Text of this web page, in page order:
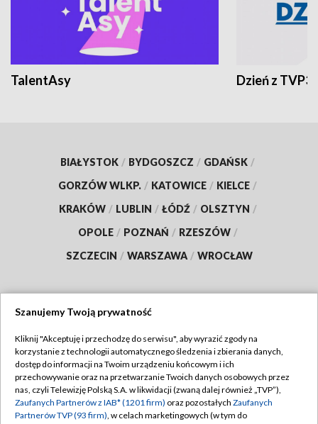
TalentAsy Dzień z TVP3
BIAŁYSTOK / BYDGOSZCZ / GDAŃSK /
GORZÓW WLKP. / KATOWICE / KIELCE /
KRAKÓW / LUBLIN / ŁÓDŹ / OLSZTYN /
OPOLE / POZNAŃ / RZESZÓW /
SZCZECIN / WARSZAWA / WROCŁAW
TVP
Abonament TVP
Emisja w TVP
Regulamin TVP
Polityka prywatności
Szanujemy Twoją prywatność
Kliknij "Akceptuję i przechodzę do serwisu", aby wyrazić zgody na
korzystanie z technologii automatycznego śledzenia i zbierania danych,
dostęp do informacji na Twoim urządzeniu końcowym i ich
przechowywanie oraz na przetwarzanie Twoich danych osobowych przez
nas, czyli Telewizję Polską S.A. w likwidacji (zwaną dalej również „TVP”),
Zaufanych Partnerów z IAB* (1201 firm) oraz pozostałych Zaufanych
Partnerów TVP (93 firm), w celach marketingowych (w tym do